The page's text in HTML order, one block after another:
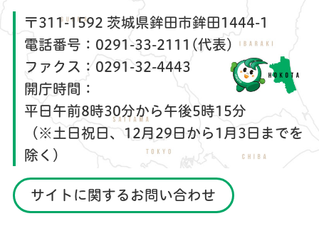
〒311-1592 茨城県鉾田市鉾田1444-1
電話番号： 0291-33-2111(代表)
ファクス： 0291-32-4443
開庁時間：
平日午前8時30分から午後5時15分
（※土日祝日、12月29日から1月3日までを
除く）
サイトに関するお問い合わせ